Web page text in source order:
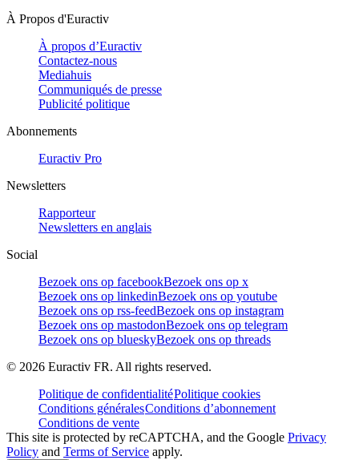
À Propos d'Euractiv
À propos d’Euractiv
Contactez-nous
Mediahuis
Communiqués de presse
Publicité politique
Abonnements
Euractiv Pro
Newsletters
Rapporteur
Newsletters en anglais
Social
Bezoek ons op facebookBezoek ons op x
Bezoek ons op linkedinBezoek ons op youtube
Bezoek ons op rss-feedBezoek ons op instagram
Bezoek ons op mastodonBezoek ons op telegram
Bezoek ons op blueskyBezoek ons op threads
© 2026 Euractiv FR. All rights reserved.
Politique de confidentialitéPolitique cookies
Conditions généralesConditions d’abonnement
Conditions de vente
This site is protected by reCAPTCHA, and the Google Privacy
Policy and Terms of Service apply.